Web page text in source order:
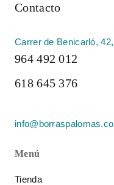
Contacto
Carrer de Benicarló,
964 492 012
618 645 376
Menú
Tienda